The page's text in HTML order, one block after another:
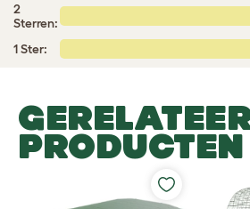
2
Sterren:
1 Ster:
PRODUCTEN